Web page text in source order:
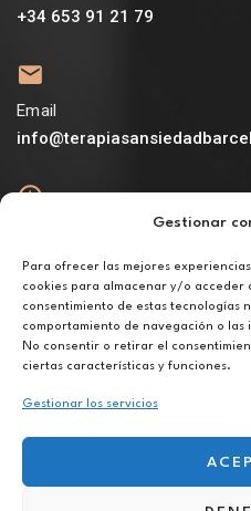
Gestionar
Para ofrecer las mejores
cookies para almacenar y/o acceder
consentimiento de estas tecnologías
comportamiento de navegación o
No consentir o retirar el
ciertas características y funciones.
Gestionar los servicios
+34 653 91 21 79
Email
De lunes a viernes de 10h a
Aviso legal
Política de privacidad
Política de cookies